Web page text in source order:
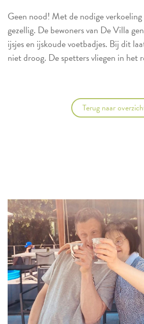
Geen nood! Met de nodige
gezellig. De bewoners van De Villa
ijsjes en ijskoude voetbadjes. Bij dit
niet droog. De spetters vliegen in het
Terug naar